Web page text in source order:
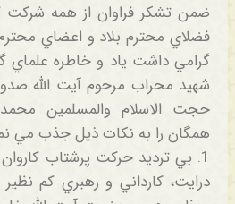
ضمن تشكر فراوان از همه شركت
فضلاي محترم بلاد و اعضاي
گرامي داشت ياد و خاطره علماي
شهيد محراب مرحوم آيت الله
حجت الاسلام والمسلمين
همگان را به نكات ذيل جذب مي
1. بي ترديد حركت پرشتاب
درايت، كارداني و رهبري كم